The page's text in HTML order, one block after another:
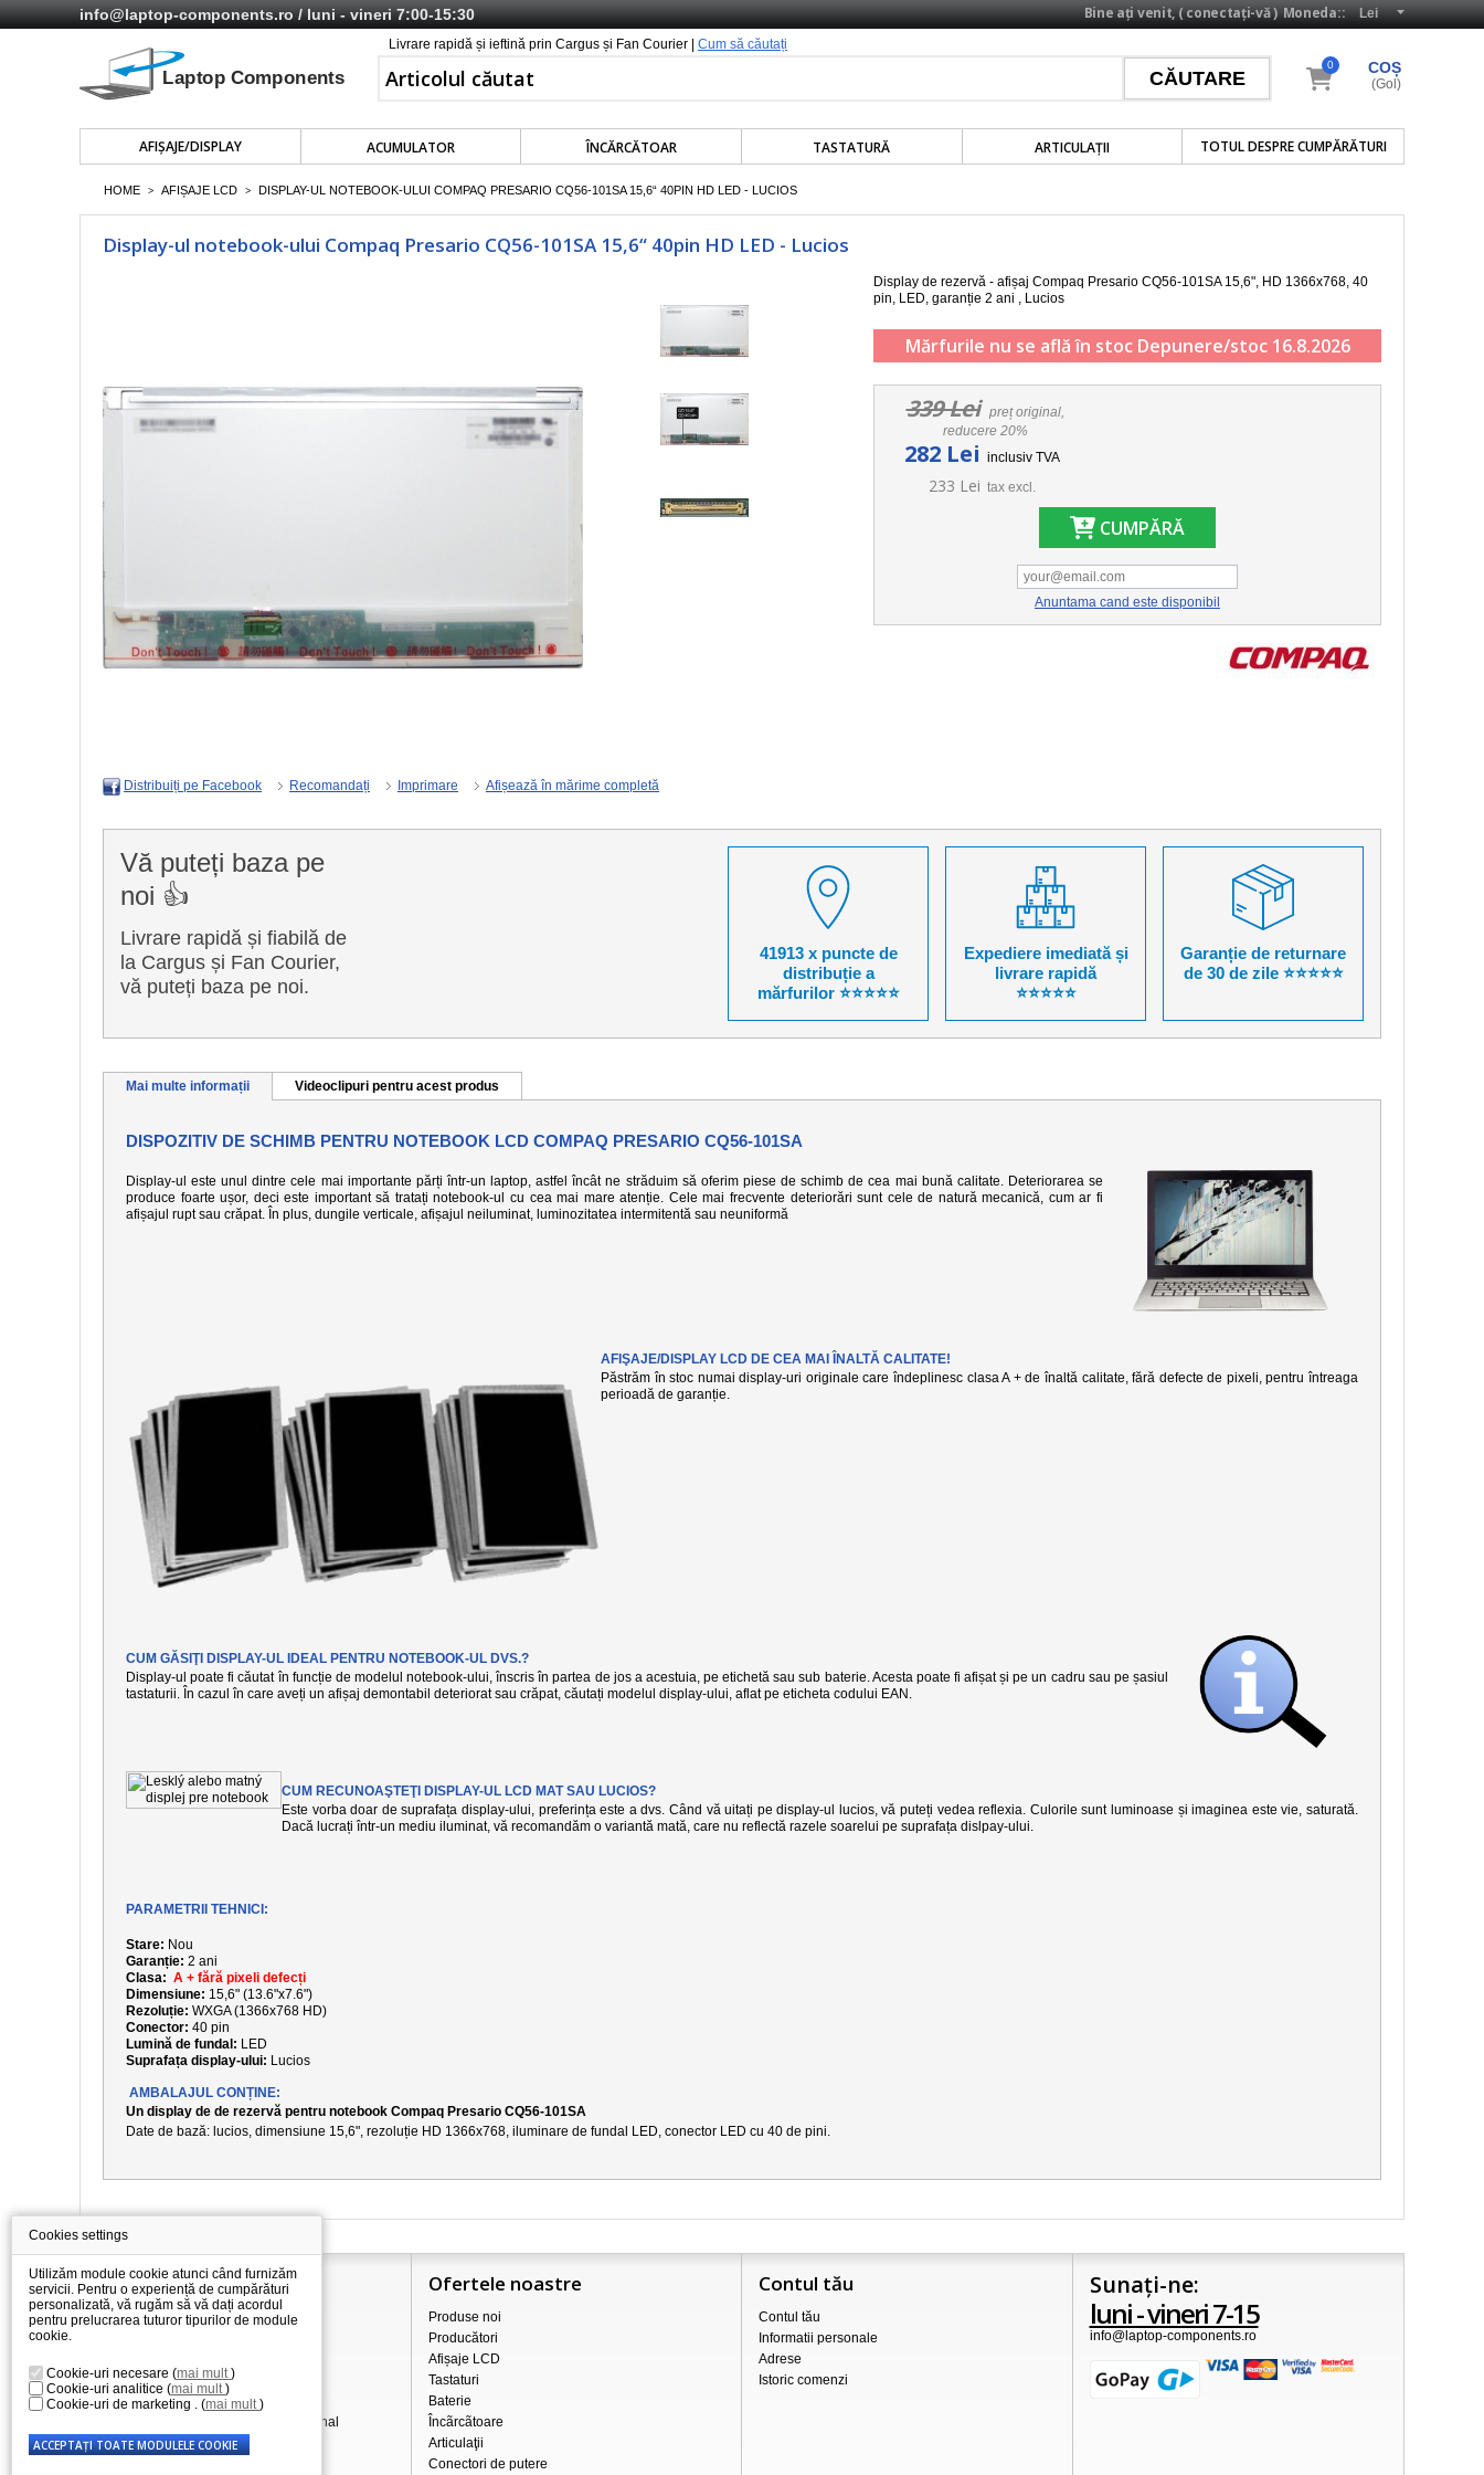
info@laptop-components.ro/ luni - vineri 7:00-15:30 Moneda::
Bine ați venit, (conectați-vă)
Livrare rapidă și ieftină prin Cargus și Fan Courier | Cum să căutați
AFIŞAJE/DISPLAY ACUMULATOR ÎNCĂRCĂTOAR TASTATURĂ ARTICULAŢII TOTUL DESPRE CUMPĂRĂTURI
COȘ
0
(Gol)
HOME > AFIȘAJE LCD > DISPLAY-UL NOTEBOOK-ULUI COMPAQ PRESARIO CQ56-101SA 15,6“ 40PIN HD LED - LUCIOS
Display-ul notebook-ului Compaq Presario CQ56-101SA 15,6“ 40pin HD LED - Lucios
Display de rezervă - afișaj Compaq Presario CQ56-101SA 15,6", HD 1366x768, 40
pin, LED, garanție 2 ani , Lucios
Mărfurile nu se află în stoc Depunere/stoc 16.8.2026
339 Lei
preț original,
reducere 20%
282 Lei inclusiv TVA
233 Lei tax excl.
CUMPĂRĂ
Anuntama cand este disponibil
Distribuiți pe Facebook Recomandați Imprimare Afișează în mărime completă
Vă puteți baza pe
noi 👍
Livrare rapidă și fiabilă de
la Cargus și Fan Courier,
vă puteți baza pe noi.
41913 x puncte de
distribuție a
mărfurilor ⭐⭐⭐⭐⭐
Expediere imediată și
livrare rapidă
⭐⭐⭐⭐⭐
Garanție de returnare
de 30 de zile ⭐⭐⭐⭐⭐
Mai multe informații Videoclipuri pentru acest produs
DISPOZITIV DE SCHIMB PENTRU NOTEBOOK LCD COMPAQ PRESARIO CQ56-101SA
Display-ul este unul dintre cele mai importante părți într-un laptop, astfel încât ne străduim să oferim piese de schimb de cea mai bună calitate. Deteriorarea se
produce foarte ușor, deci este important să tratați notebook-ul cu cea mai mare atenție. Cele mai frecvente deteriorări sunt cele de natură mecanică, cum ar fi
afișajul rupt sau crăpat. În plus, dungile verticale, afișajul neiluminat, luminozitatea intermitentă sau neuniformă
AFIŞAJE/DISPLAY LCD DE CEA MAI ÎNALTĂ CALITATE!
Păstrăm în stoc numai display-uri originale care îndeplinesc clasa A + de înaltă calitate, fără defecte de pixeli, pentru întreaga
perioadă de garanție.
CUM GĂSIŢI DISPLAY-UL IDEAL PENTRU NOTEBOOK-UL DVS.?
Display-ul poate fi căutat în funcție de modelul notebook-ului, înscris în partea de jos a acestuia, pe etichetă sau sub baterie. Acesta poate fi afișat și pe un cadru sau pe șasiul
tastaturii. În cazul în care aveți un afișaj demontabil deteriorat sau crăpat, căutați modelul display-ului, aflat pe eticheta codului EAN.
CUM RECUNOAŞTEŢI DISPLAY-UL LCD MAT SAU LUCIOS?
Este vorba doar de suprafața display-ului, preferința este a dvs. Când vă uitați pe display-ul lucios, vă puteți vedea reflexia. Culorile sunt luminoase și imaginea este vie, saturată.
Dacă lucrați într-un mediu iluminat, vă recomandăm o variantă mată, care nu reflectă razele soarelui pe suprafața dislpay-ului.
PARAMETRII TEHNICI:
Stare: Nou
Garanție: 2 ani
Clasa: A + fără pixeli defecți
Dimensiune: 15,6" (13.6"x7.6")
Rezoluție: WXGA (1366x768 HD)
Conector: 40 pin
Lumină de fundal: LED
Suprafața display-ului: Lucios
AMBALAJUL CONȚINE:
Un display de de rezervă pentru notebook Compaq Presario CQ56-101SA
Date de bază: lucios, dimensiune 15,6", rezoluție HD 1366x768, iluminare de fundal LED, conector LED cu 40 de pini.
Informaţii
Totul despre cumpărături
Procedura de reclamație
Condiții de afaceri
Prelucrarea datelor cu caracter personal
Despre noi
Ofertele noastre
Produse noi
Producători
Afișaje LCD
Tastaturi
Baterie
Încãrcãtoare
Articulaţii
Conectori de putere
Contul tău
Contul tău
Informatii personale
Adrese
Istoric comenzi
Sunați-ne:
luni - vineri 7-15
info@laptop-components.ro
Cookies settings
Utilizăm module cookie atunci când furnizăm
servicii. Pentru o experiență de cumpărături
personalizată, vă rugăm să vă dați acordul
pentru prelucrarea tuturor tipurilor de module
cookie.
Cookie-uri necesare (mai mult)
Cookie-uri analitice (mai mult)
Cookie-uri de marketing . (mai mult)